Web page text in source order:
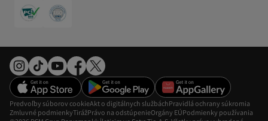
Predvoľby súborov cookieAkt o digitálnych službáchPravidlá ochrany súkromia
Zmluvné podmienkyTirážPrávo na odstúpenieOrgány EÚPodmienky používania